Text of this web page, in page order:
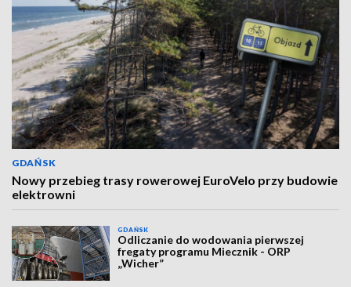
GDAŃSK
Nowy przebieg trasy rowerowej EuroVelo przy budowie
elektrowni
GDAŃSK
Odliczanie do wodowania pierwszej
fregaty programu Miecznik - ORP
„Wicher”